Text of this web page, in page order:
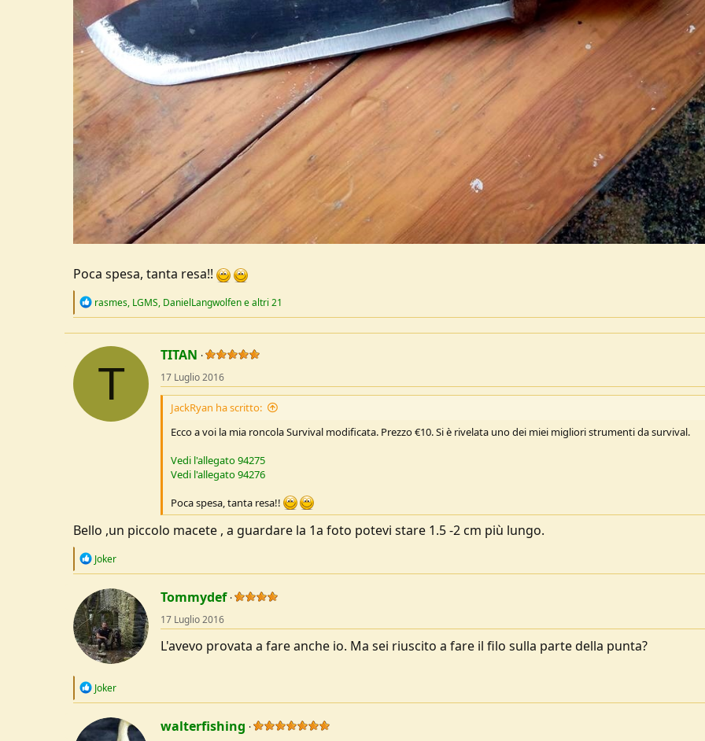
Poca spesa, tanta resa!!
R
t
o
:
rasmes, LGMS, DanielLangwolfene altri 21
T
TITAN
17 Luglio 2016
JackRyan ha scritto:
Ecco a voi la mia roncola Survival modificata. Prezzo €10. Si è rivelata uno dei miei migliori strumenti da survival.
Vedi l'allegato 94275
Vedi l'allegato 94276
Poca spesa, tanta resa!!
Bello ,un piccolo macete , a guardare la 1a foto potevi stare 1.5 -2 cm più lungo.
R
c
t
i
o
n
s
Joker
Tommydef
17 Luglio 2016
L'avevo provata a fare anche io. Ma sei riuscito a fare il filo sulla parte della punta?
R
c
Joker
walterfishing